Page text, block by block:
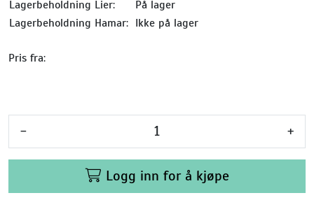
Lagerbeholdning Lier:
På lager
Lagerbeholdning Hamar: Ikke på lager
Pris fra:
- +
Logg inn for å kjøpe